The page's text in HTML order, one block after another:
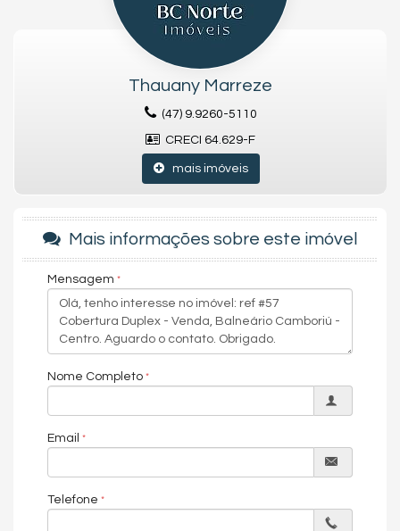
✔️ Terraço espaçoso com vista panorâmica
✔️ Possibilidade de espaço gourmet, spa ou piscina privativa
✔️ Iluminação natural e ventilação cruzada
✔️ Elevador com acesso direto à unidade
✔️ Alto padrão construtivo e exclusividade total
Centro de Itapema/SC – a poucos passos da
com fácil acesso à BR-101
Entre em contato e agende sua visita:
em uma das cidades que mais crescem e se valorizam no
litoral catarinense!
Características do Imóvel
Ar Condicionado
Churrasqueira
Despensa
Piso Porcelanato
Acabamento em Gesso
Aceita Pet
Área de Serviço
Sacada / Varanda
Lavabo
Banheiro Social
Thauany Marreze
(47) 9.9260-5110
CRECI 64.629-F
mais imóveis
Mais informações sobre este imóvel
Mensagem
Nome Completo
Email
Telefone